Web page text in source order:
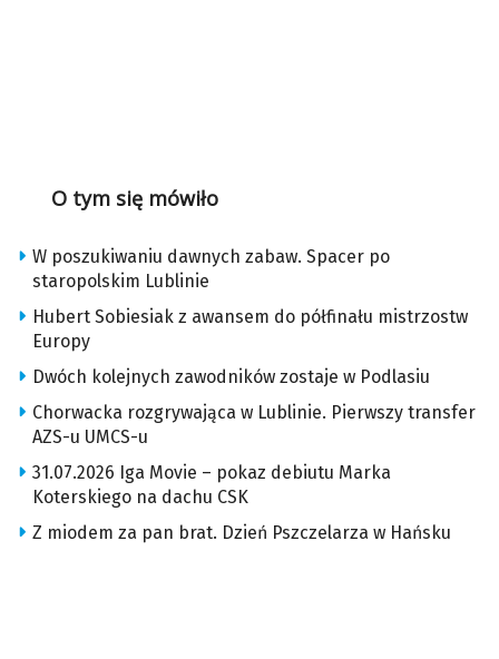
O tym się mówiło
W poszukiwaniu dawnych zabaw. Spacer po
staropolskim Lublinie
Hubert Sobiesiak z awansem do półfinału mistrzostw
Europy
Dwóch kolejnych zawodników zostaje w Podlasiu
Chorwacka rozgrywająca w Lublinie. Pierwszy transfer
AZS-u UMCS-u
31.07.2026 Iga Movie – pokaz debiutu Marka
Koterskiego na dachu CSK
Z miodem za pan brat. Dzień Pszczelarza w Hańsku